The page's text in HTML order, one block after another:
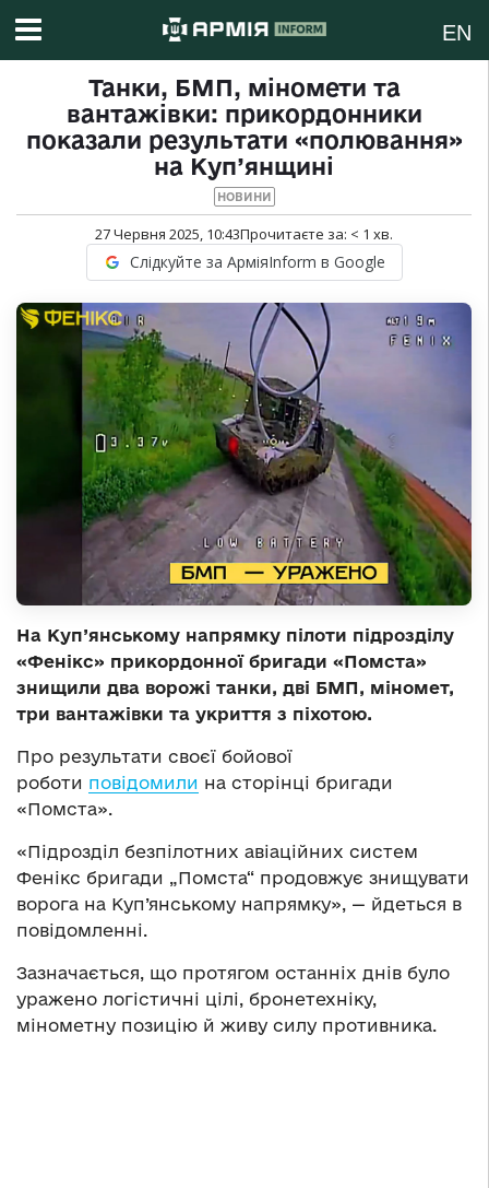
EN
Танки, БМП, міномети та
вантажівки: прикордонники
показали результати «полювання»
на Куп’янщині
НОВИНИ
27 Червня 2025, 10:43Прочитаєте за: < 1 хв.
Слідкуйте за АрміяInform в Google
На Куп’янському напрямку пілоти підрозділу
«Фенікс» прикордонної бригади «Помста»
знищили два ворожі танки, дві БМП, міномет,
три вантажівки та укриття з піхотою.
Про результати своєї бойової
роботи повідомили на сторінці бригади
«Помста».
«Підрозділ безпілотних авіаційних систем
Фенікс бригади „Помста“ продовжує знищувати
ворога на Куп’янському напрямку», — йдеться в
повідомленні.
Зазначається, що протягом останніх днів було
уражено логістичні цілі, бронетехніку,
мінометну позицію й живу силу противника.